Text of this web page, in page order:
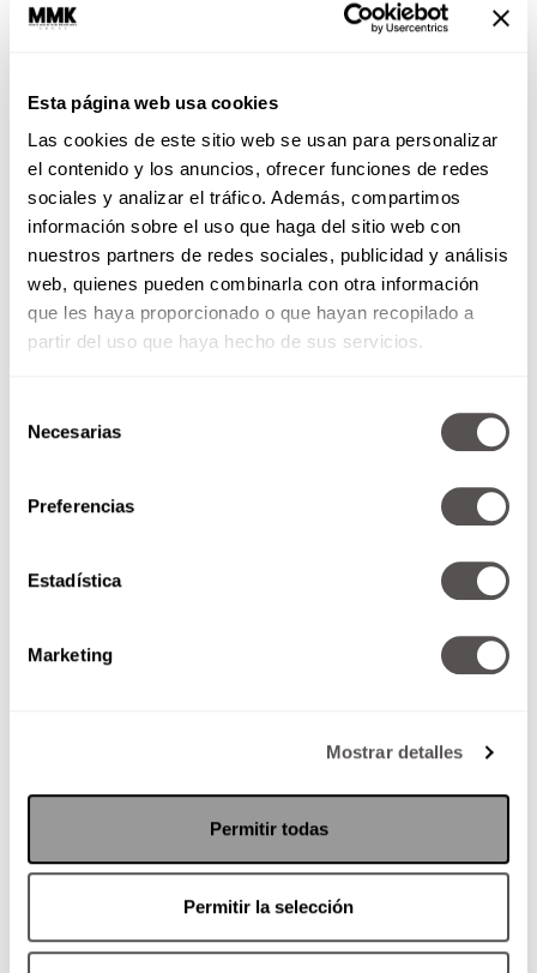
Esta página web usa cookies
Las cookies de este sitio web se usan para personalizar
el contenido y los anuncios, ofrecer funciones de redes
sociales y analizar el tráfico. Además, compartimos
información sobre el uso que haga del sitio web con
nuestros partners de redes sociales, publicidad y análisis
web, quienes pueden combinarla con otra información
que les haya proporcionado o que hayan recopilado a
partir del uso que haya hecho de sus servicios.
Necesarias
Preferencias
Estadística
Marketing
Mostrar detalles
Permitir todas
Permitir la selección